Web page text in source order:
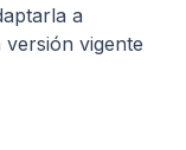
a
versión vigente